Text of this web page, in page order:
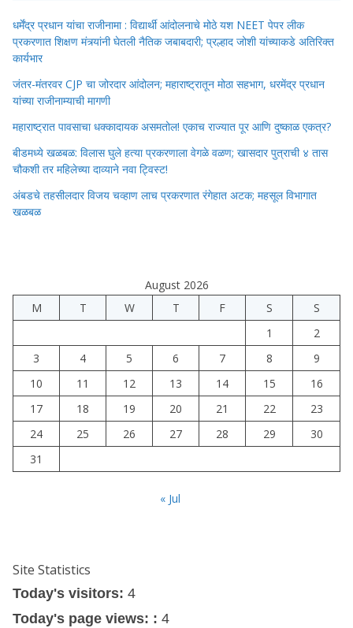
धर्मेंद्र प्रधान यांचा राजीनामा : विद्यार्थी आंदोलनाचे मोठे यश NEET पेपर लीक
प्रकरणात शिक्षण मंत्र्यांनी घेतली नैतिक जबाबदारी; प्रल्हाद जोशी यांच्याकडे अतिरिक्त
कार्यभार
जंतर-मंतरवर CJP चा जोरदार आंदोलन; महाराष्ट्रातून मोठा सहभाग, धरमेंद्र प्रधान
यांच्या राजीनाम्याची मागणी
महाराष्ट्रात पावसाचा धक्कादायक असमतोल! एकाच राज्यात पूर आणि दुष्काळ एकत्र?
बीडमध्ये खळबळ: विलास घुले हत्या प्रकरणाला वेगळे वळण; खासदार पुत्राची ४ तास
चौकशी तर महिलेच्या दाव्याने नवा ट्विस्ट!
अंबडचे तहसीलदार विजय चव्हाण लाच प्रकरणात रंगेहात अटक; महसूल विभागात
खळबळ
August 2026
M
T W T F S
S
1
2
3
4 5 6 7 8
9
10
11 12 13 14 15
16
17
18 19 20 21 22
23
24
25 26 27 28 29
30
31
« Jul
Site Statistics
Today's visitors: 4
Today's page views: : 4